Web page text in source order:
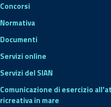
Concorsi
Normativa
Documenti
Servizi online
Servizi del SIAN
Comunicazione di esercizio
ricreativa in mare